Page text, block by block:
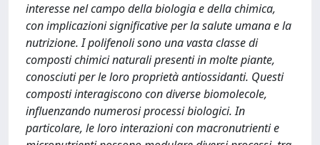
interesse nel campo della biologia e della chimica,
con implicazioni significative per la salute umana e la
nutrizione. I polifenoli sono una vasta classe di
composti chimici naturali presenti in molte piante,
conosciuti per le loro proprietà antiossidanti. Questi
composti interagiscono con diverse biomolecole,
influenzando numerosi processi biologici. In
particolare, le loro interazioni con macronutrienti e